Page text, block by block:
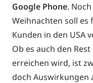
Google Phone.
Weihnachten soll es
Kunden in den USA
Ob es auch den
erreichen wird, ist
doch Auswirkungen